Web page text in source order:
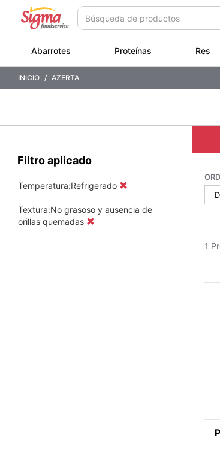
contenido
navegaciónAbarrotes Proteínas Res
INICIO AZERTA
Filtro aplicado
Temperatura:Refrigerado
Textura:No grasoso y ausencia de
orillas quemadas
1